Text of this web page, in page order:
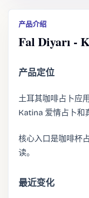
产品介绍
Fal Diyarı -
产品定位
土耳其咖啡占卜应
Katina 爱情占卜和
核心入口是咖啡杯
读。
最近变化